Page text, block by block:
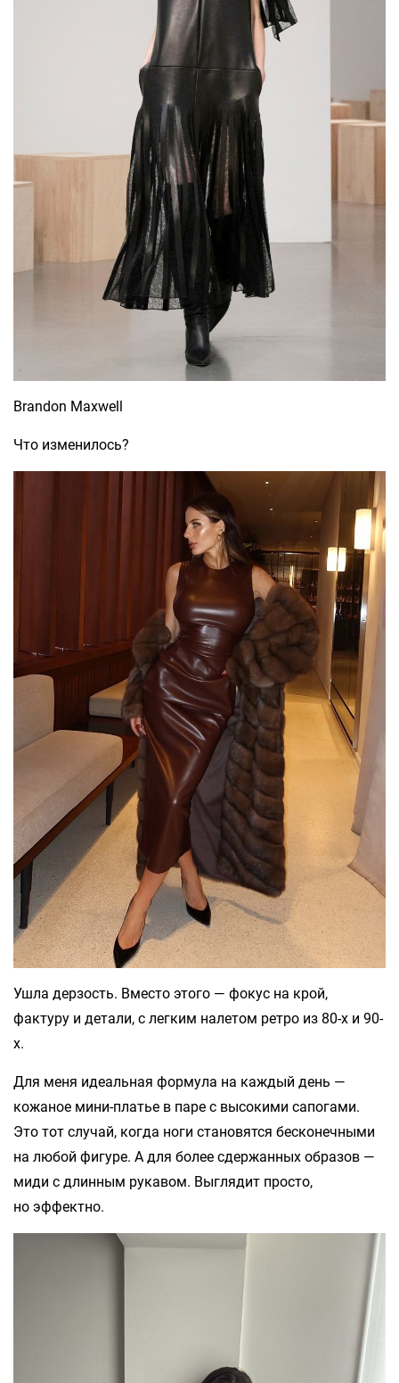
Brandon Maxwell
Что изменилось?
Ушла дерзость. Вместо этого — фокус на крой,
фактуру и детали, с легким налетом ретро из 80-х и 90-
х.
Для меня идеальная формула на каждый день —
кожаное мини-платье в паре с высокими сапогами.
Это тот случай, когда ноги становятся бесконечными
на любой фигуре. А для более сдержанных образов —
миди с длинным рукавом. Выглядит просто,
но эффектно.